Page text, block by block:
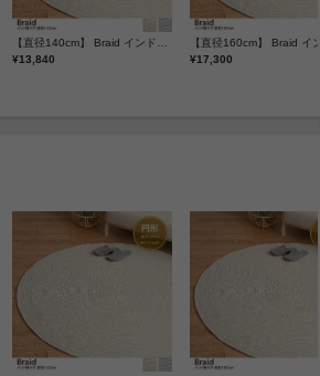
【直径140cm】 Braid インド綿ラグ
¥13,840
¥17,300